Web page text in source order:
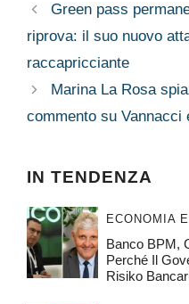
Green pass
riprova: il suo nuovo
raccapricciante
Marina La Rosa
commento su
IN TENDENZA
ECONOMIA
Banco BPM,
Perché Il
Risiko